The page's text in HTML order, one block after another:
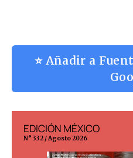
⭐ Añadir a
EDICIÓN MÉXICO
N° 332 / Agosto 2026